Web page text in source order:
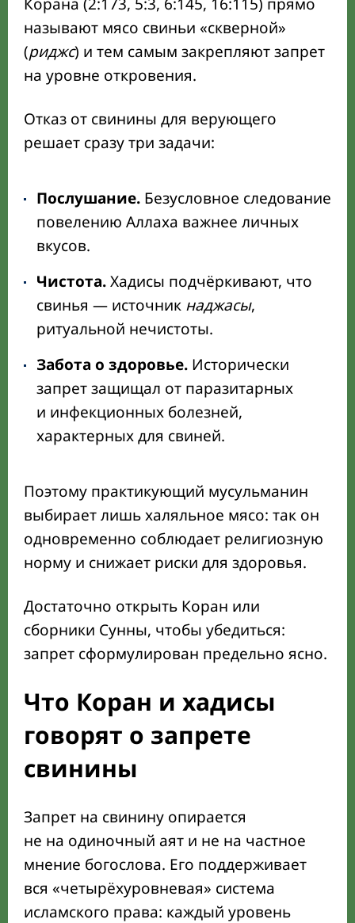
называют мясо свиньи «скверной»
(риджс) и тем самым закрепляют запрет
на уровне откровения.
Отказ от свинины для верующего
решает сразу три задачи:
Послушание. Безусловное следование
повелению Аллаха важнее личных
вкусов.
Чистота.Хадисы подчёркивают, что
свинья — источник наджасы,
ритуальной нечистоты.
Забота о здоровье. Исторически
запрет защищал от паразитарных
и инфекционных болезней,
характерных для свиней.
Поэтому практикующий мусульманин
выбирает лишь халяльное мясо: так он
одновременно соблюдает религиозную
норму и снижает риски для здоровья.
Достаточно открыть Коран или
сборники Сунны, чтобы убедиться:
запрет сформулирован предельно ясно.
Что Коран и хадисы
говорят о запрете
свинины
Запрет на свинину опирается
не на одиночный аят и не на частное
мнение богослова. Его поддерживает
вся «четырёхуровневая» система
исламского права: каждый уровень